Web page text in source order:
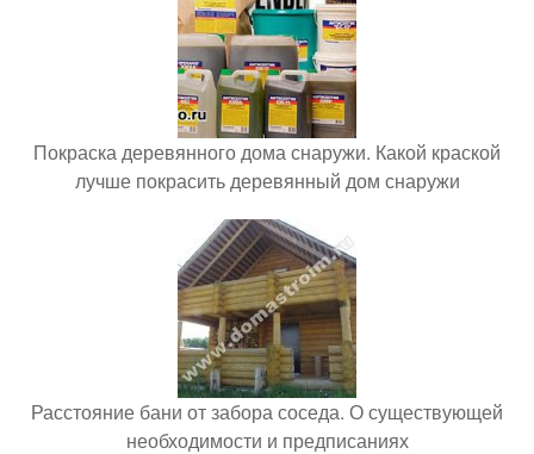
Покраска деревянного дома снаружи. Какой краской
лучше покрасить деревянный дом снаружи
Расстояние бани от забора соседа. О существующей
необходимости и предписаниях